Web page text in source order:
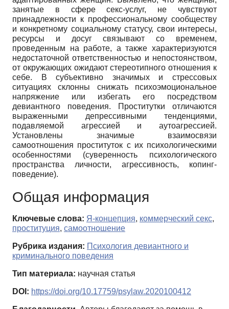
занятые в сфере секс-услуг, не чувствуют
принадлежности к профессиональному сообществу
и конкретному социальному статусу, свои интересы,
ресурсы и досуг связывают со временем,
проведенным на работе, а также характеризуются
недостаточной ответственностью и непостоянством,
от окружающих ожидают стереотипного отношения к
себе. В субъективно значимых и стрессовых
ситуациях склонны снижать психоэмоциональное
напряжение или избегать его посредством
девиантного поведения. Проститутки отличаются
выраженными депрессивными тенденциями,
подавляемой агрессией и аутоагрессией.
Установлены значимые взаимосвязи
самоотношения проституток с их психологическими
особенностями (суверенность психологического
пространства личности, агрессивность, копинг-
поведение).
Общая информация
Ключевые слова: Я-концепция, коммерческий секс,
проституция, самоотношение
Рубрика издания: Психология девиантного и
криминального поведения
Тип материала: научная статья
DOI: https://doi.org/10.17759/psylaw.2020100412